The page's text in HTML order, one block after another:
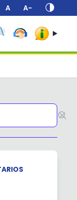
A A-